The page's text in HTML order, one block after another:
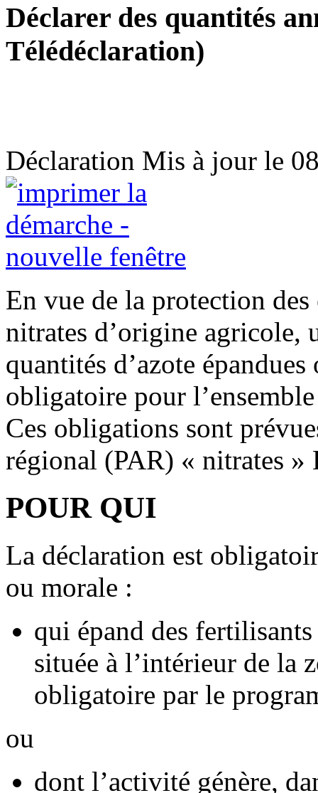
Déclarer des quantités
Télédéclaration)
Déclaration Mis à jour le
En vue de la protection
nitrates d’origine agricole,
quantités d’azote
obligatoire pour
Ces obligations sont
régional (PAR) « nitrates »
POUR QUI
La déclaration est
ou morale :
qui épand des
située à l’intérieur de la
obligatoire par le
ou
dont l’activité génère,